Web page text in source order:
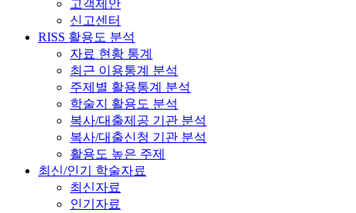
고객제안
신고센터
RISS 활용도 분석
자료 현황 통계
최근 이용통계 분석
주제별 활용통계 분석
학술지 활용도 분석
복사/대출제공 기관 분석
복사/대출신청 기관 분석
활용도 높은 주제
최신/인기 학술자료
최신자료
인기자료